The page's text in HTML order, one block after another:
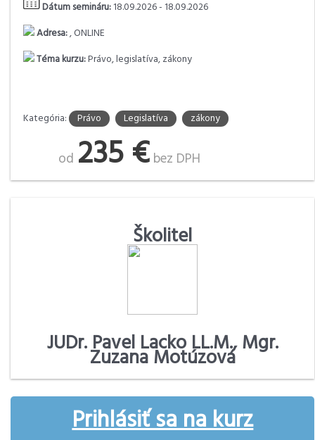
Dátum semináru:18.09.2026 - 18.09.2026
Adresa:, ONLINE
Téma kurzu:Právo, legislatíva, zákony
Kategória: Právo Legislatíva zákony
od 235 € bez DPH
Školitel
JUDr. Pavel Lacko LL.M., Mgr.
Zuzana Motúzová
Prihlásiť sa na kurz